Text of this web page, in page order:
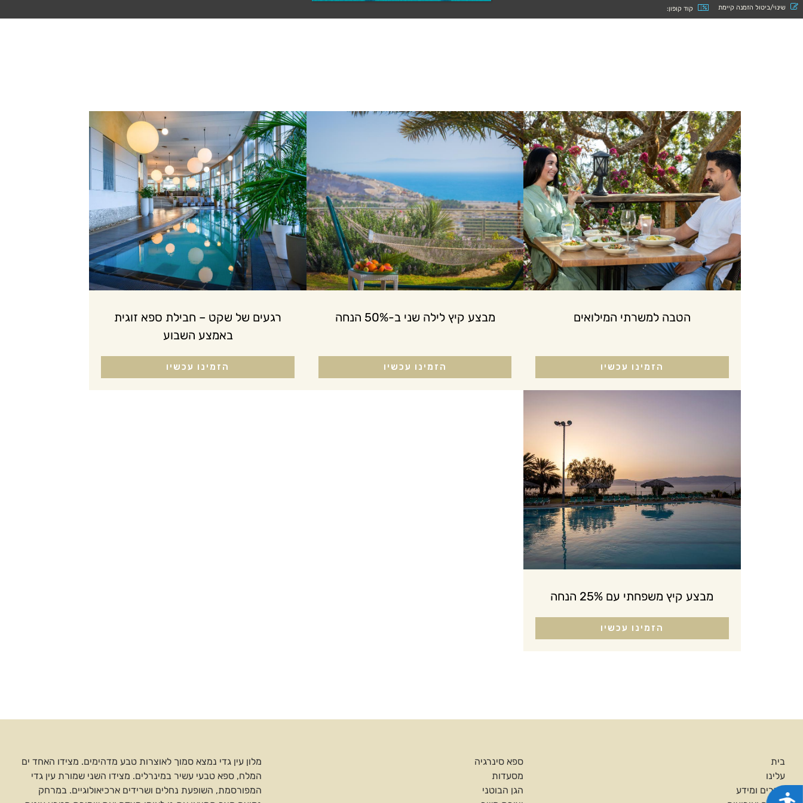
קוֹרֵא־מָסָךְ;
נגישות
קוד קופון: שינוי/ביטול הזמנה קיימת
הטבה למשרתי המילואים
הזמינו עכשיו
מבצע קיץ לילה שני ב-50% הנחה
הזמינו עכשיו
רגעים של שקט – חבילת ספא זוגית
באמצע השבוע
הזמינו עכשיו
מבצע קיץ משפחתי עם 25% הנחה
הזמינו עכשיו
בית
עלינו
חדרים ומידע
ספא סינרגיה
מסעדות
הגן הבוטני
מלון עין גדי נמצא סמוך לאוצרות טבע מדהימים. מצידו האחד ים
המלח, ספא טבעי עשיר במינרלים. מצידו השני שמורת עין גדי
המפורסמת, השופעת נחלים ושרידים ארכיאולוגיים. במרחק